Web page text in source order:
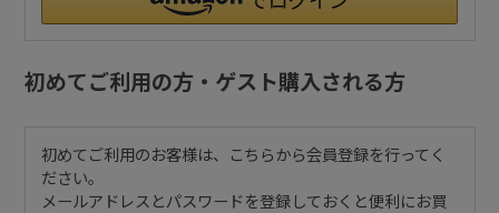
初めてご利用の方・ゲスト購入される方
初めてご利用のお客様は、こちらから会員登録を行ってく
ださい。
メールアドレスとパスワードを登録しておくと便利にお買